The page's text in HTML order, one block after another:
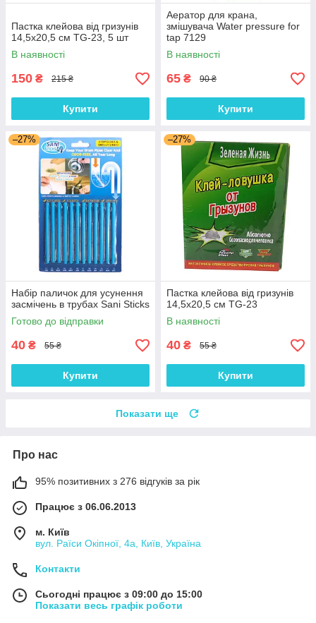
Пастка клейова від гризунів
14,5х20,5 см TG-23, 5 шт
В наявності
150 ₴ 215 ₴
Купити
Аератор для крана,
змішувача Water pressure for
tap 7129
В наявності
65 ₴ 90 ₴
Купити
–27%
Набір паличок для усунення
засмічень в трубах Sani Sticks
Готово до відправки
40 ₴ 55 ₴
Купити
–27%
Пастка клейова від гризунів
14,5х20,5 см TG-23
В наявності
40 ₴ 55 ₴
Купити
Показати ще
Про нас
95% позитивних з 276 відгуків за рік
Працює з 06.06.2013
м. Київ
вул. Раїси Окіпної, 4а, Київ, Україна
Контакти
Сьогодні працює з 09:00 до 15:00
Показати весь графік роботи